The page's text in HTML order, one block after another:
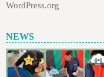
WordPress.org
NEWS